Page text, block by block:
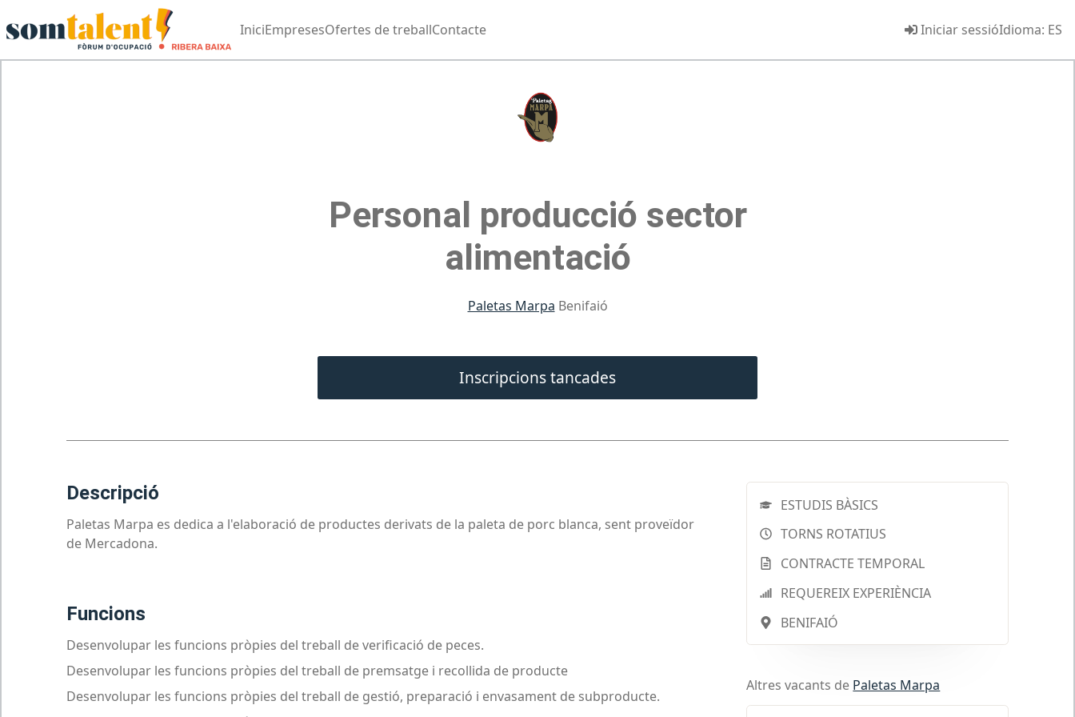
IniciEmpresesOfertes de treballContacte Iniciar sessióIdioma: ES
Personal producció sector
alimentació
Paletas Marpa Benifaió
Inscripcions tancades
descripció
Paletas Marpa es dedica a l'elaboració de productes derivats de la paleta de porc blanca, sent proveïdor
de Mercadona.
funcions
Desenvolupar les funcions pròpies del treball de verificació de peces.
Desenvolupar les funcions pròpies del treball de premsatge i recollida de producte
Desenvolupar les funcions pròpies del treball de gestió, preparació i envasament de subproducte.
ESTUDIS BÀSICS
TORNS ROTATIUS
CONTRACTE TEMPORAL
REQUEREIX EXPERIÈNCIA
BENIFAIÓ
Altres vacants de Paletas Marpa